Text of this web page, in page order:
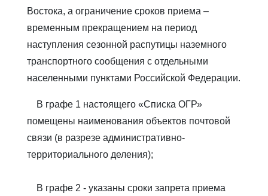
Востока, а ограничение сроков приема –
временным прекращением на период
наступления сезонной распутицы наземного
транспортного сообщения с отдельными
населенными пунктами Российской Федерации.
В графе 1 настоящего «Списка ОГР»
помещены наименования объектов почтовой
связи (в разрезе административно-
территориального деления);
В графе 2 - указаны сроки запрета приема